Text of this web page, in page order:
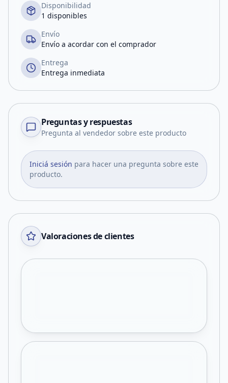
Disponibilidad
1 disponibles
Envío
Envío a acordar con el comprador
Entrega
Entrega inmediata
Preguntas y respuestas
Pregunta al vendedor sobre este producto
Iniciá sesión para hacer una pregunta sobre este
producto.
Valoraciones de clientes